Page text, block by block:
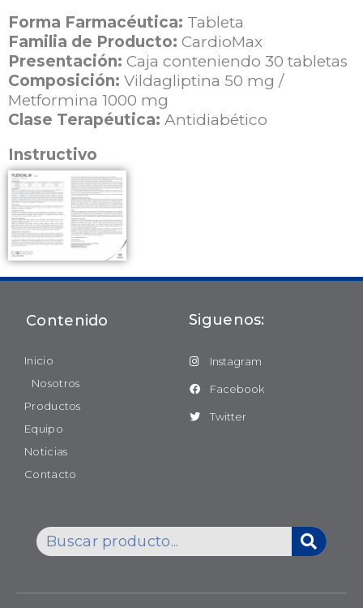
Forma Farmacéutica: Tableta
Familia de Producto: CardioMax
Presentación: Caja conteniendo 30 tabletas
Composición: Vildagliptina 50 mg /
Metformina 1000 mg
Clase Terapéutica: Antidiabético
Instructivo
Contenido
Inicio
Nosotros
Productos
Equipo
Noticias
Contacto
Siguenos:
Instagram
Facebook
Twitter